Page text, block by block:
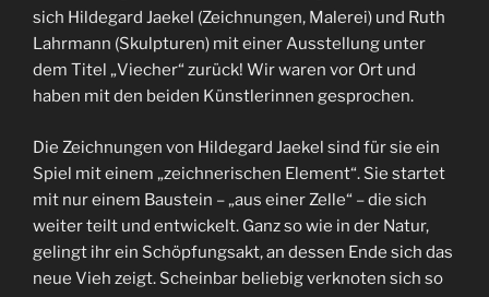
sich Hildegard Jaekel (Zeichnungen, Malerei) und Ruth
Lahrmann (Skulpturen) mit einer Ausstellung unter
dem Titel „Viecher“ zurück! Wir waren vor Ort und
haben mit den beiden Künstlerinnen gesprochen.
Die Zeichnungen von Hildegard Jaekel sind für sie ein
Spiel mit einem „zeichnerischen Element“. Sie startet
mit nur einem Baustein – „aus einer Zelle“ – die sich
weiter teilt und entwickelt. Ganz so wie in der Natur,
gelingt ihr ein Schöpfungsakt, an dessen Ende sich das
neue Vieh zeigt. Scheinbar beliebig verknoten sich so